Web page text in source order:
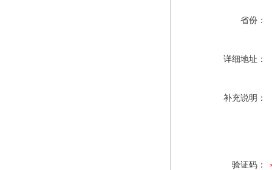
省份：
详细地址：
补充说明：
验证码：